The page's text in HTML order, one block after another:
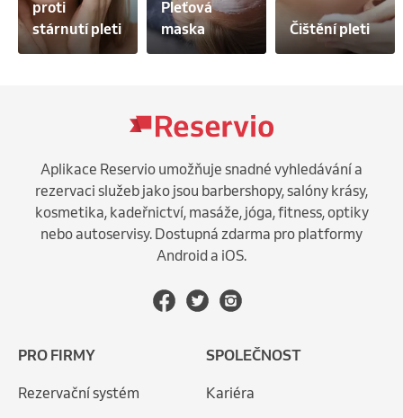
proti
stárnutí pleti
Pleťová
maska
Čištění pleti
Aplikace Reservio umožňuje snadné vyhledávání a
rezervaci služeb jako jsou barbershopy, salóny krásy,
kosmetika, kadeřnictví, masáže, jóga, fitness, optiky
nebo autoservisy. Dostupná zdarma pro platformy
Android a iOS.
PRO FIRMY
Rezervační systém
SPOLEČNOST
Kariéra